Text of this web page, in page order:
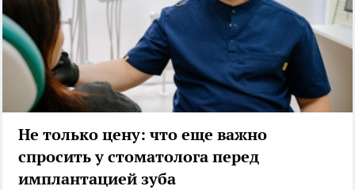
Не только цену: что еще важно
спросить у стоматолога перед
имплантацией зуба